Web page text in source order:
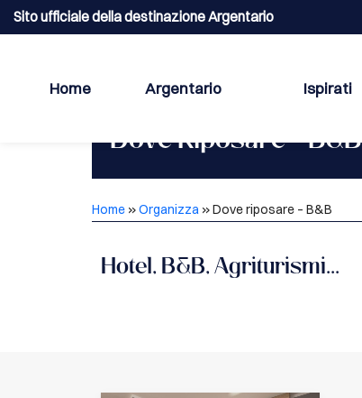
Sito ufficiale della destinazione Argentario
Home Argentario Ispirati
Dove Riposare - B&B
Home »Organizza »Dove riposare – B&B
Hotel, B&B, Agriturismi...